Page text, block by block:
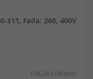
311, řada: 260, 400V
108,38 Kč/balení